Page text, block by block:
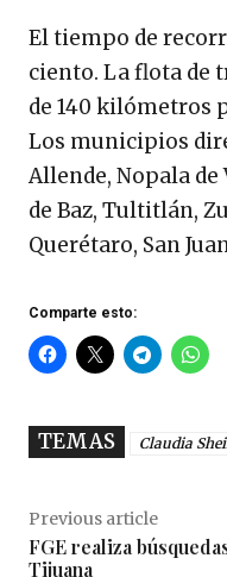
El tiempo de
ciento. La flota de
de 140 kilómetros
Los municipios
Allende, Nopala
de Baz, Tultitlán,
Querétaro, San
Comparte esto:
TEMAS Claudia
Previous article
FGE realiza
Tijuana